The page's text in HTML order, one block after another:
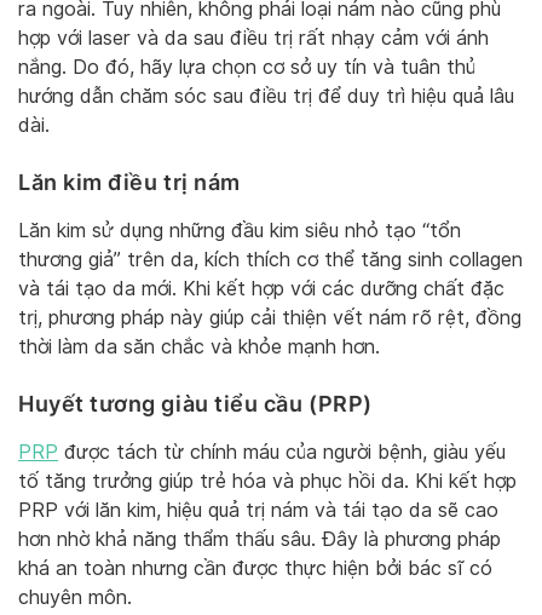
ra ngoài. Tuy nhiên, không phải loại nám nào cũng phù
hợp với laser và da sau điều trị rất nhạy cảm với ánh
nắng. Do đó, hãy lựa chọn cơ sở uy tín và tuân thủ
hướng dẫn chăm sóc sau điều trị để duy trì hiệu quả lâu
dài.
Lăn kim điều trị nám
Lăn kim sử dụng những đầu kim siêu nhỏ tạo “tổn
thương giả” trên da, kích thích cơ thể tăng sinh collagen
và tái tạo da mới. Khi kết hợp với các dưỡng chất đặc
trị, phương pháp này giúp cải thiện vết nám rõ rệt, đồng
thời làm da săn chắc và khỏe mạnh hơn.
Huyết tương giàu tiểu cầu (PRP)
PRP được tách từ chính máu của người bệnh, giàu yếu
tố tăng trưởng giúp trẻ hóa và phục hồi da. Khi kết hợp
PRP với lăn kim, hiệu quả trị nám và tái tạo da sẽ cao
hơn nhờ khả năng thẩm thấu sâu. Đây là phương pháp
khá an toàn nhưng cần được thực hiện bởi bác sĩ có
chuyên môn.